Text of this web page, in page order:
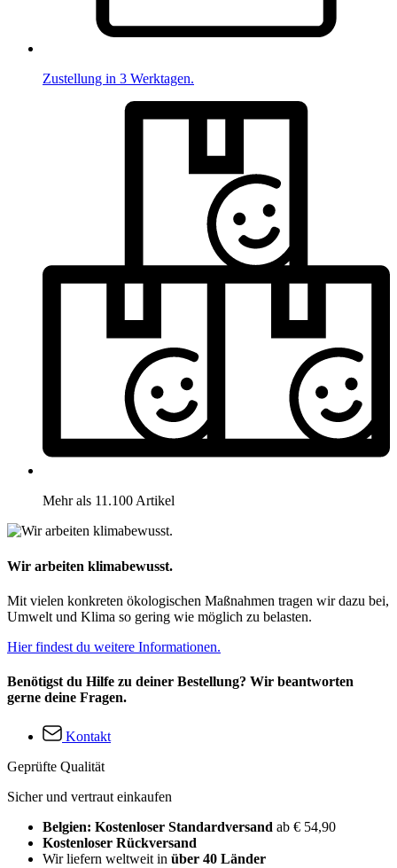
Zustellung in 3 Werktagen.
Mehr als 11.100 Artikel
Wir arbeiten klimabewusst.
Mit vielen konkreten ökologischen Maßnahmen tragen wir dazu bei,
Umwelt und Klima so gering wie möglich zu belasten.
Hier findest du weitere Informationen.
Benötigst du Hilfe zu deiner Bestellung? Wir beantworten
gerne deine Fragen.
Kontakt
Geprüfte Qualität
Sicher und vertraut einkaufen
Belgien: Kostenloser Standardversand ab € 54,90
Kostenloser Rückversand
Wir liefern weltweit in über 40 Länder